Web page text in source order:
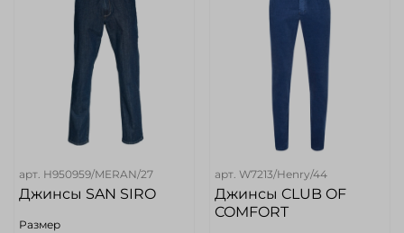
арт. H950959/MERAN/27
Джинсы SAN SIRO
Размер
арт. W7213/Henry/44
Джинсы CLUB OF
COMFORT